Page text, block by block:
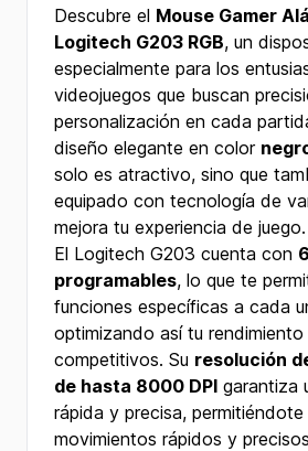
Descubre el Mouse Gamer
Logitech G203 RGB, un
especialmente para los
videojuegos que buscan
personalización en cada
diseño elegante en color
solo es atractivo, sino que
equipado con tecnología de
mejora tu experiencia de juego.
El Logitech G203 cuenta con
programables, lo que te
funciones específicas a cada
optimizando así tu rendimiento
competitivos. Su resolución
de hasta 8000 DPI garantiza
rápida y precisa, permitiéndote
movimientos rápidos y